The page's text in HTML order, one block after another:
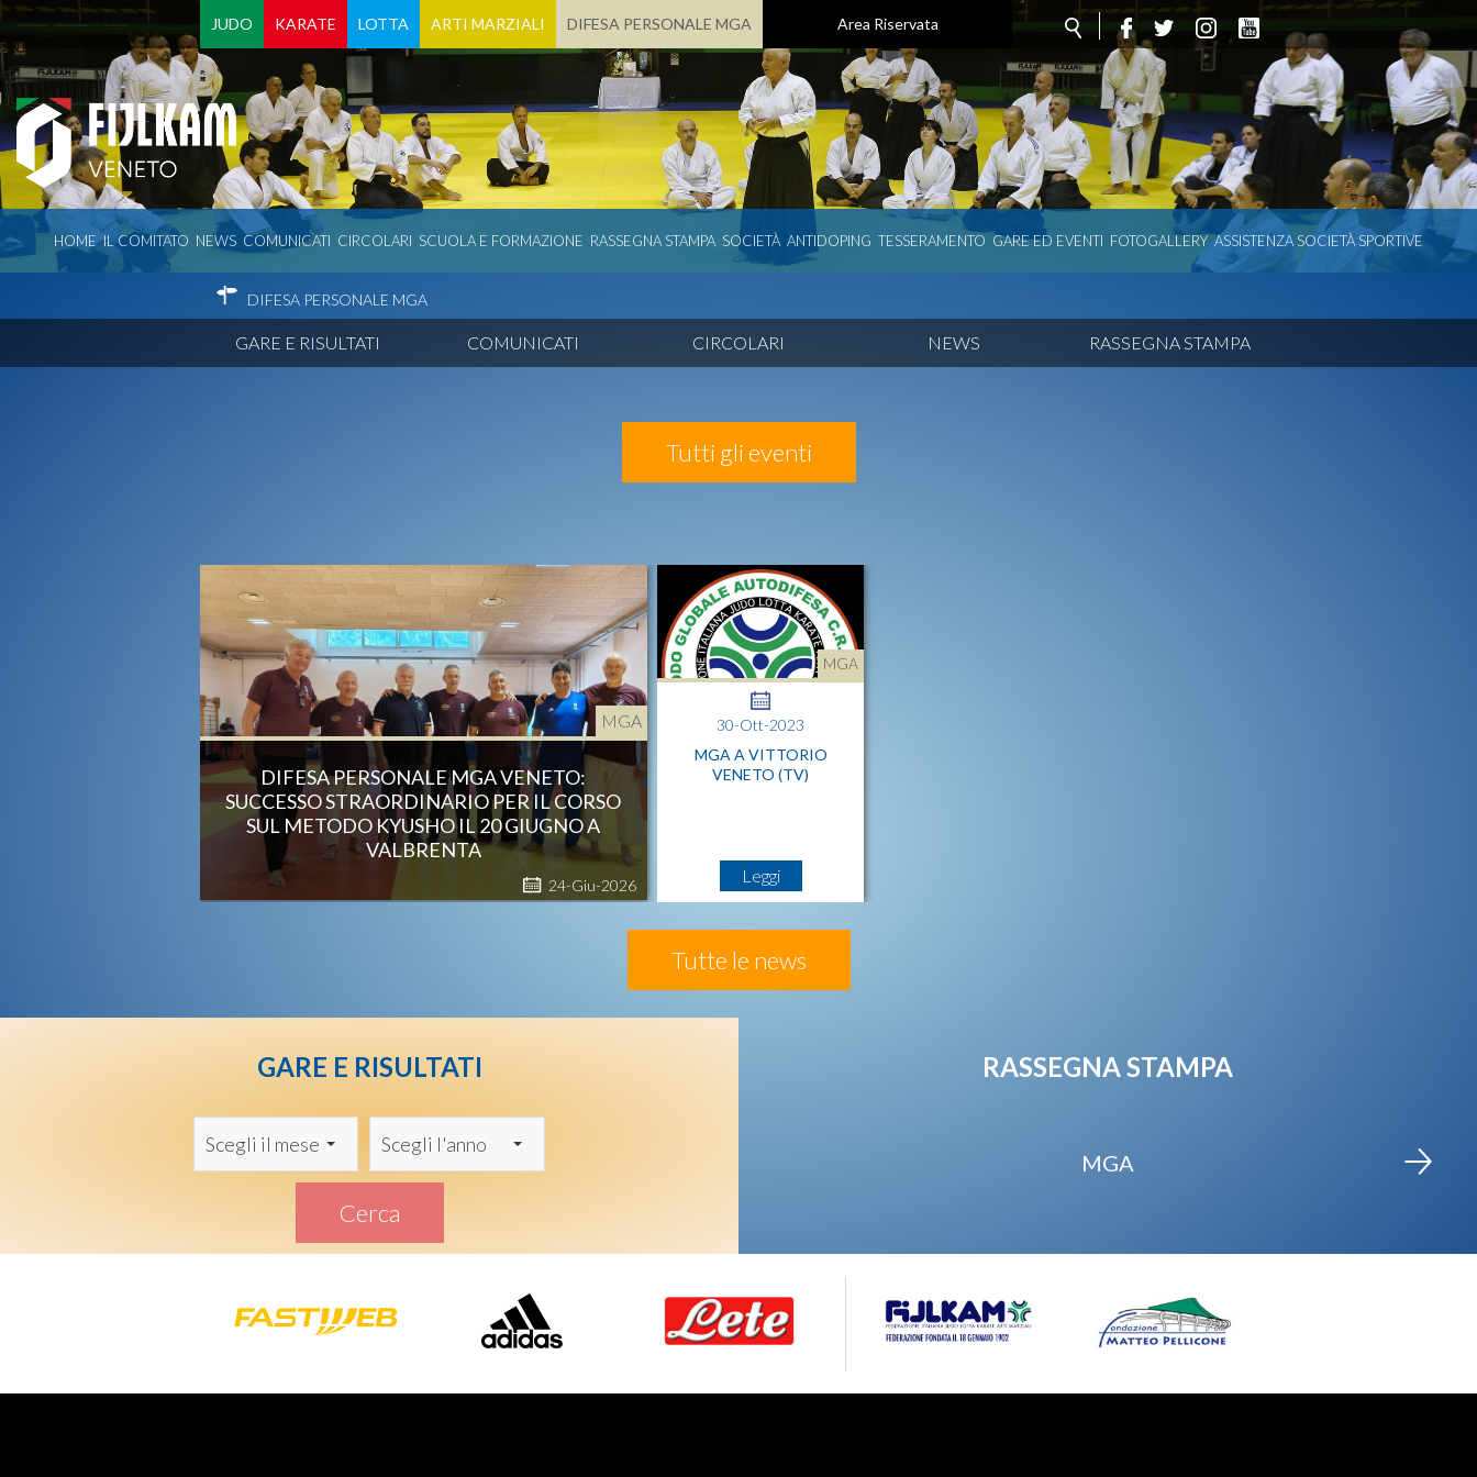
JUDO KARATE LOTTA ARTI MARZIALI DIFESA PERSONALE MGA Area Riservata
HOME IL COMITATO NEWS COMUNICATI CIRCOLARI SCUOLA E FORMAZIONE RASSEGNA STAMPA SOCIETÀ ANTIDOPING TESSERAMENTO GARE ED EVENTI FOTOGALLERY ASSISTENZA SOCIETÀ SPORTIVE
DIFESA PERSONALE MGA
GARE E RISULTATI COMUNICATI CIRCOLARI NEWS RASSEGNA STAMPA
Tutti gli eventi
24-Giu-2026
MGA
DIFESA PERSONALE MGA VENETO:
SUCCESSO STRAORDINARIO PER IL CORSO
SUL METODO KYUSHO IL 20 GIUGNO A
VALBRENTA
30-Ott-2023
MGA
MGA A VITTORIO
VENETO (TV)
Leggi
Tutte le news
GARE E RISULTATI
Scegli il mese Scegli l'anno
Cerca
RASSEGNA STAMPA
MGA